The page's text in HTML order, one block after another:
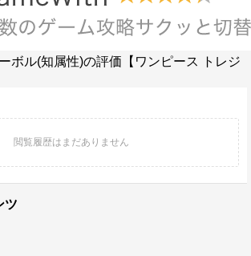
ボル(知属性)の評価【ワンピース トレジ
ツ